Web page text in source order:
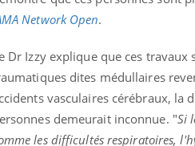
Network Open.
Dr Izzy explique que ces
dites médullaires
vasculaires cérébraux, la
demeurait inconnue. "Si
les difficultés respiratoires,
basque